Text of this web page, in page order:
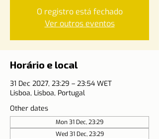
O registro está fechado
Ver outros eventos
Horário e local
31 Dec 2027, 23:29 – 23:54 WET
Lisboa, Lisboa, Portugal
Other dates
Mon 31 Dec, 23:29
Wed 31 Dec, 23:29